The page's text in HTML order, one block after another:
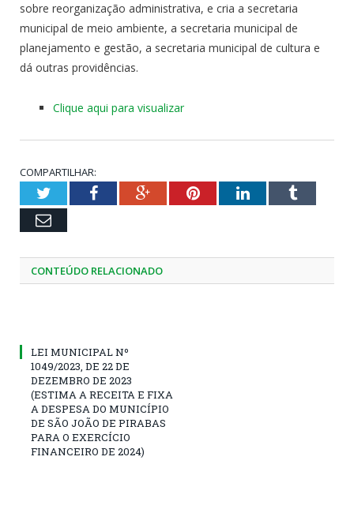
sobre reorganização administrativa, e cria a secretaria
municipal de meio ambiente, a secretaria municipal de
planejamento e gestão, a secretaria municipal de cultura e
dá outras providências.
Clique aqui para visualizar
COMPARTILHAR:
TwitterFacebookGoogle+PinterestLinkedInTumblr
Email
CONTEÚDO RELACIONADO
LEI MUNICIPAL Nº
1049/2023, DE 22 DE
DEZEMBRO DE 2023
(ESTIMA A RECEITA E FIXA
A DESPESA DO MUNICÍPIO
DE SÃO JOÃO DE PIRABAS
PARA O EXERCÍCIO
FINANCEIRO DE 2024)